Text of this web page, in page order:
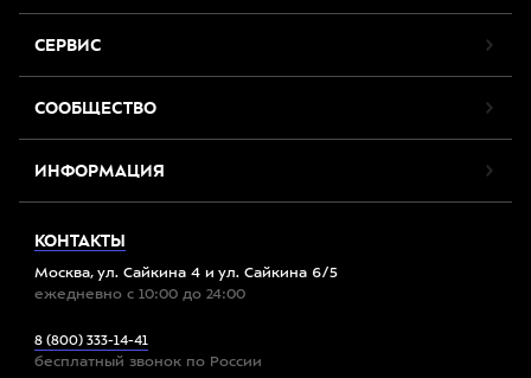
СЕРВИС
СООБЩЕСТВО
ИНФОРМАЦИЯ
КОНТАКТЫ
Москва, ул. Сайкина 4 и ул. Сайкина 6/5
ежедневно с 10:00 до 24:00
8 (800) 333-14-41
бесплатный звонок по России